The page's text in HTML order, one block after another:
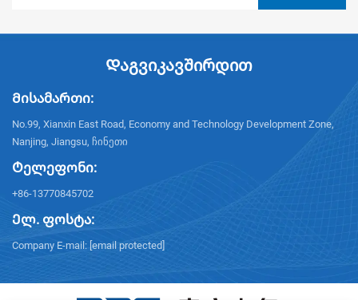
Დაგვიკავშირდით
Მისამართი:
No.99, Xianxin East Road, Economy and Technology Development Zone,
Nanjing, Jiangsu, ჩინეთი
Ტელეფონი:
+86-13770845702
Ელ. ფოსტა:
Company E-mail: [email protected]